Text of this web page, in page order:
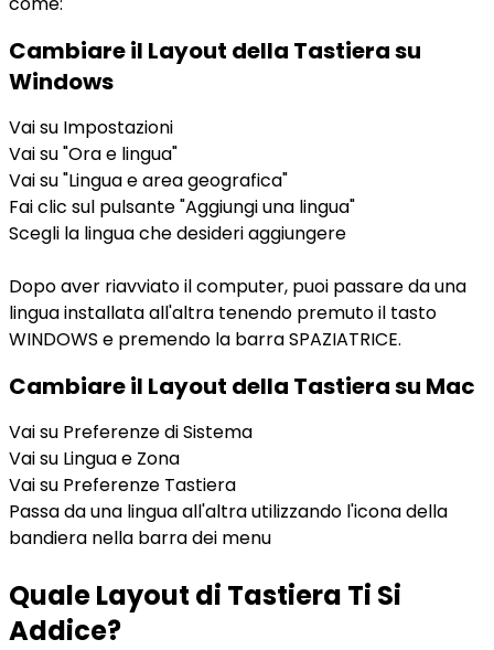
Cambiare il Layout della Tastiera su
Windows
Vai su Impostazioni
Vai su "Ora e lingua"
Vai su "Lingua e area geografica"
Fai clic sul pulsante "Aggiungi una lingua"
Scegli la lingua che desideri aggiungere
Dopo aver riavviato il computer, puoi passare da una
lingua installata all'altra tenendo premuto il tasto
WINDOWS e premendo la barra SPAZIATRICE.
Cambiare il Layout della Tastiera su Mac
Vai su Preferenze di Sistema
Vai su Lingua e Zona
Vai su Preferenze Tastiera
Passa da una lingua all'altra utilizzando l'icona della
bandiera nella barra dei menu
Quale Layout di Tastiera Ti Si
Addice?